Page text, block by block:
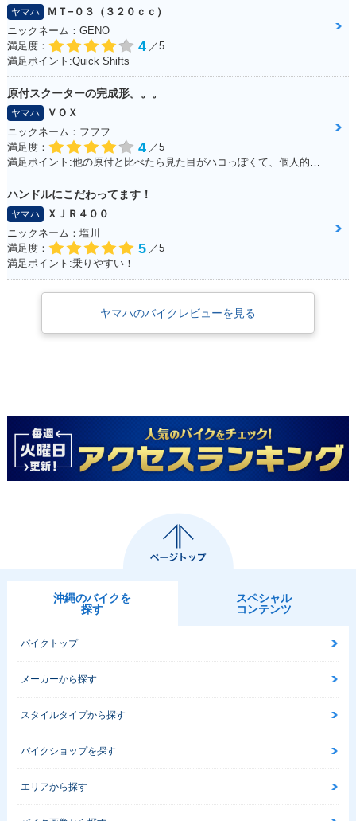
ヤマハ
ＭＴ−０３（３２０ｃｃ）
ニックネーム：GENO
満足度：
4 ／5
満足ポイント:Quick Shifts
原付スクーターの完成形。。。
ヤマハ
ＶＯＸ
ニックネーム：フフフ
満足度：
4 ／5
満足ポイント:他の原付と比べたら見た目がハコっぽくて、個人的に好みのデザインだった為3年程前に購入。 毎日通勤の足に利用していますが、これといった不都合もなく、いつも快適な通勤ができています。 特にシートが長く広いので、私(180cmの男性)でもゆったり座れて、たまにする遠出でも疲れにくいです。
ハンドルにこだわってます！
ヤマハ
ＸＪＲ４００
ニックネーム：塩川
満足度：
5 ／5
満足ポイント:乗りやすい！
ヤマハのバイクレビューを見る
沖縄のバイクを
探す
スペシャル
コンテンツ
バイクトップ
メーカーから探す
スタイルタイプから探す
バイクショップを探す
エリアから探す